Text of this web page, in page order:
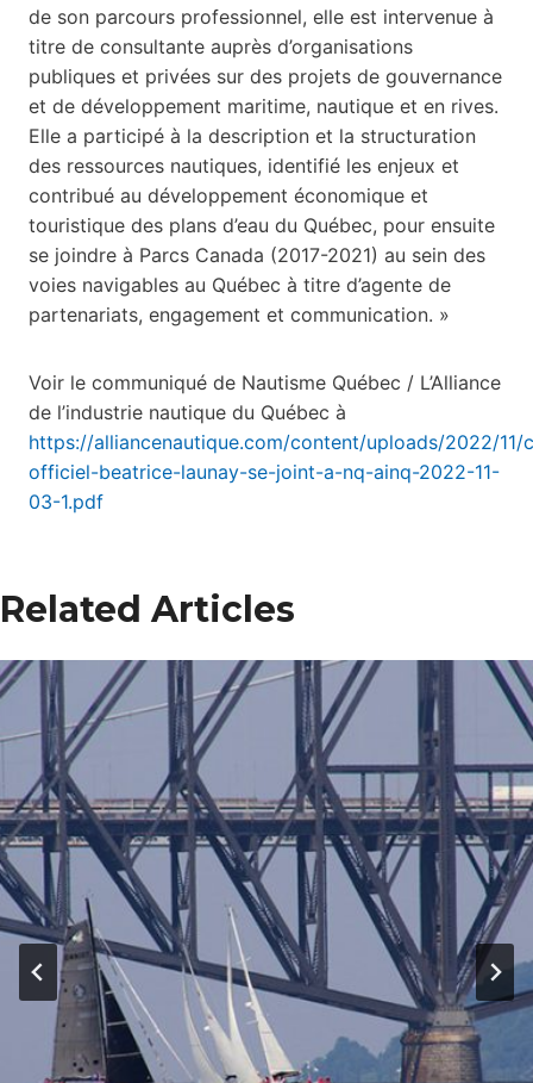
de son parcours professionnel, elle est intervenue à
titre de consultante auprès d’organisations
publiques et privées sur des projets de gouvernance
et de développement maritime, nautique et en rives.
Elle a participé à la description et la structuration
des ressources nautiques, identifié les enjeux et
contribué au développement économique et
touristique des plans d’eau du Québec, pour ensuite
se joindre à Parcs Canada (2017-2021) au sein des
voies navigables au Québec à titre d’agente de
partenariats, engagement et communication. »
Voir le communiqué de Nautisme Québec / L’Alliance
de l’industrie nautique du Québec à
https://alliancenautique.com/content/uploads/2022/11/
officiel-beatrice-launay-se-joint-a-nq-ainq-2022-11-
03-1.pdf
Related Articles